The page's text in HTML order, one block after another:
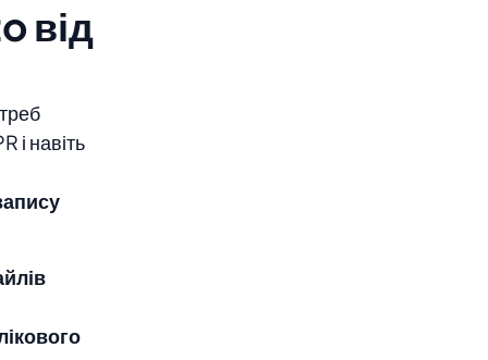
від
і навіть